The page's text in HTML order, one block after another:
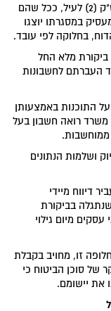
(3) מבטח יאשר בחתימתו את נתוני הדוח לפי ס"ק (2) לעיל, ככל שהם
במסגרתו יוצגו
בחלוקה לפי עובד.
ביקורת מלא החל
העברתם לחשבונות
התוכנות באמצעותן
משרד רואה חשבון בעל
ממוחשבות.
ושלמות הנתונים
דיווח מיידי
בביקורת
בנושא. הדיווח האמור יועבר בתוך 7 ימי עסקים מיום גילוי
זו, מחויב בקבלת
של סוכן הביטוח כי
את יישומם.